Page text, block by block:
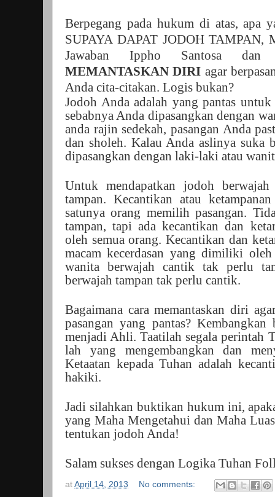
Berpegang pada hukum di atas, apa
SUPAYA DAPAT JODOH
Jawaban Ippho Santosa
MEMANTASKAN DIRI agar
Anda cita-citakan. Logis bukan?
Jodoh Anda adalah yang pantas
sebabnya Anda dipasangkan dengan
anda rajin sedekah, pasangan Anda
dan sholeh. Kalau Anda aslinya suka
dipasangkan dengan laki-laki atau
Untuk mendapatkan jodoh
tampan. Kecantikan atau
satunya orang memilih pasangan.
tampan, tapi ada kecantikan dan
oleh semua orang. Kecantikan dan
macam kecerdasan yang dimiliki
wanita berwajah cantik tak perlu
berwajah tampan tak perlu cantik.
Bagaimana cara memantaskan diri
pasangan yang pantas?
menjadi Ahli. Taatilah segala perintah
lah yang mengembangkan dan
Ketaatan kepada Tuhan adalah
hakiki.
Jadi silahkan buktikan hukum ini,
yang Maha Mengetahui dan Maha
tentukan jodoh Anda!
Salam sukses dengan Logika Tuhan
at April 14, 2013 No comments: